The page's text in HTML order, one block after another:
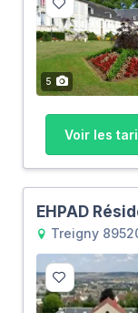
5
Voir les
EHPAD
Treigny